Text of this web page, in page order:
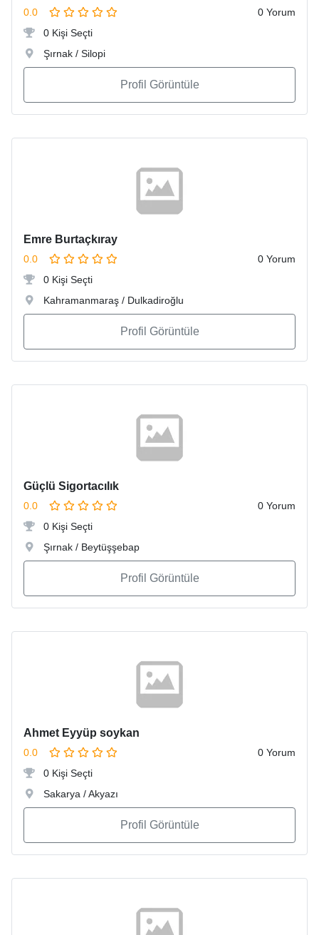
0.0
0 Yorum
0 Kişi Seçti
Şırnak / Silopi
Profil Görüntüle
Emre Burtaçkıray
0.0
0 Yorum
0 Kişi Seçti
Kahramanmaraş / Dulkadiroğlu
Profil Görüntüle
Güçlü Sigortacılık
0.0
0 Yorum
0 Kişi Seçti
Şırnak / Beytüşşebap
Profil Görüntüle
Ahmet Eyyüp soykan
0.0
0 Yorum
0 Kişi Seçti
Sakarya / Akyazı
Profil Görüntüle